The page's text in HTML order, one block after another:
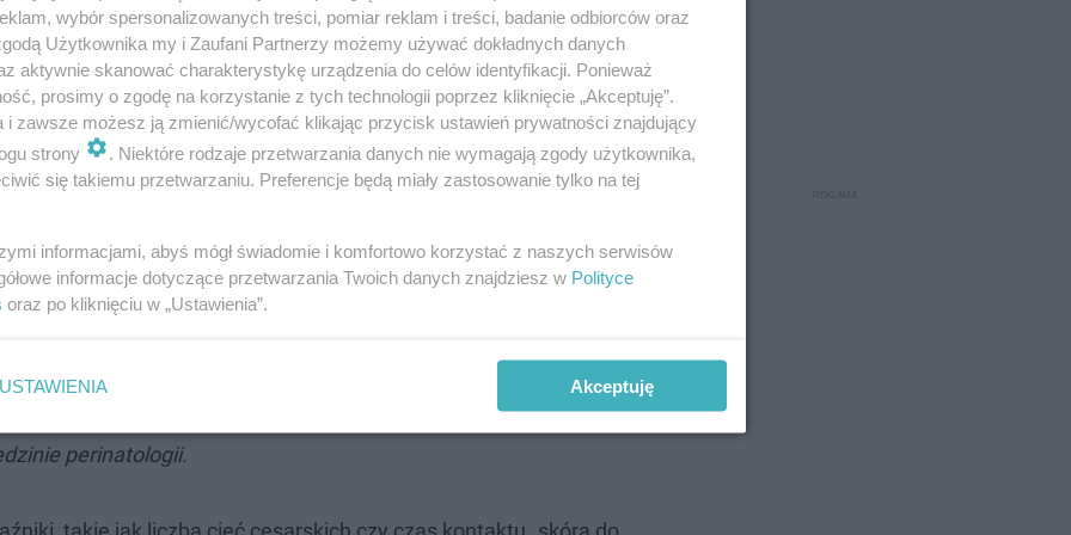
zarówno organizacji jak i opieki
w trakcie prowadzenia ciąży, w trakcie
wszystkie pacjentki będą mogły
opieki, jednolitego postępowania w każdym
referencyjności, drugi czy trzeci -
perinatologii.
wybór spersonalizowanych treści, pomiar reklam i treści, badanie odbiorców oraz
Użytkownika my i Zaufani Partnerzy możemy używać dokładnych danych
aktywnie skanować charakterystykę urządzenia do celów identyfikacji. Ponieważ
prosimy o zgodę na korzystanie z tych technologii poprzez kliknięcie „Akceptuję”.
i zawsze możesz ją zmienić/wycofać klikając przycisk ustawień prywatności znajdujący
strony
. Niektóre rodzaje przetwarzania danych nie wymagają zgody użytkownika,
się takiemu przetwarzaniu. Preferencje będą miały zastosowanie tylko na tej
informacjami, abyś mógł świadomie i komfortowo korzystać z naszych serwisów
informacje dotyczące przetwarzania Twoich danych znajdziesz w Polityce
oraz po kliknięciu w „Ustawienia”.
USTAWIENIA Akceptuję